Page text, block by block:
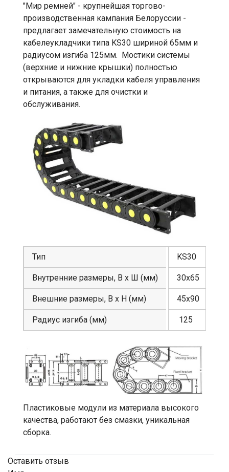
"Мир ремней" - крупнейшая торгово-
производственная кампания Белоруссии -
предлагает замечательную стоимость на
кабелеукладчики типа KS30 шириной 65мм и
радиусом изгиба 125мм. Мостики системы
(верхние и нижние крышки) полностью
открываются для укладки кабеля управления
и питания, а также для очистки и
обслуживания.
Тип
Внутренние размеры, В х Ш (мм)
Внешние размеры, В х Н (мм)
Радиус изгиба (мм)
KS30
30х65
45х90
125
Пластиковые модули из материала высокого
качества, работают без смазки, уникальная
сборка.
Оставить отзыв